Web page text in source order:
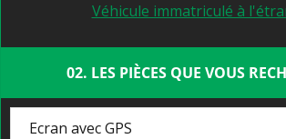
Véhicule immatriculé à
02. LES PIÈCES QUE VOUS
Ecran avec GPS